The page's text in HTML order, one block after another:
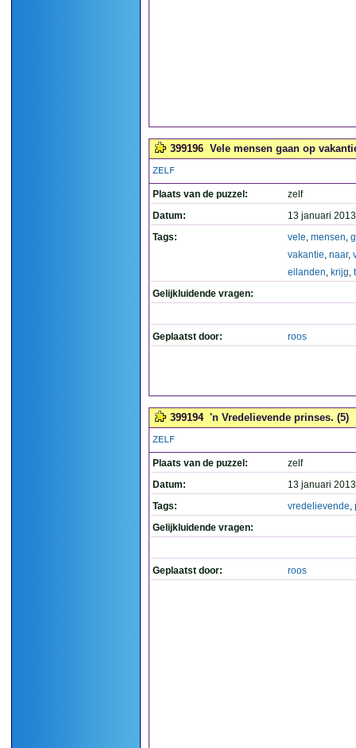
399196 Vele mensen gaan op
ZELF
Plaats van de puzzel:
zelf
Datum:
13 januari
Tags:
vele, mensen,
vakantie, naar,
eilanden, krijg,
Gelijkluidende vragen:
Geplaatst door: roos
399194 'n Vredelievende prinses. (5)
ZELF
Plaats van de puzzel:
zelf
Datum:
13 januari
Tags:
vredelievende,
Gelijkluidende vragen:
Geplaatst door: roos